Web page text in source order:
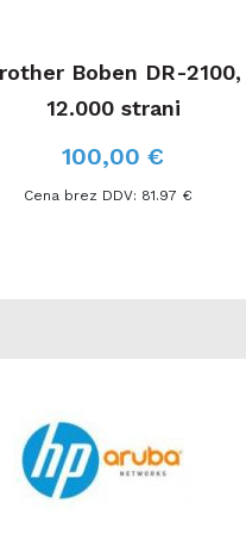
Boben DR-2100,
12.000 strani
100,00 €
Cena brez DDV: 81.97 €